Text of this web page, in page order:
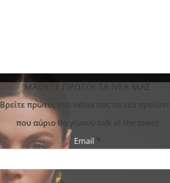
ΜΑΘΕΤΕ ΠΡΩΤΟΙ ΤΑ ΝΕΑ ΜΑΣ
Bρείτε πρώτοι στο Inbox σας τα νέα προϊόντα
που αύριο θα γίνουν talk of the town!
Email